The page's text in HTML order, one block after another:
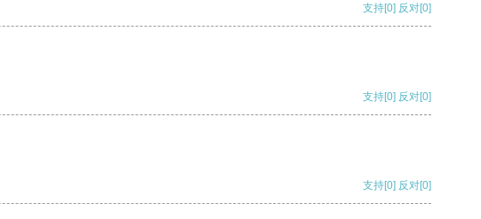
支持[0] 反对[0]
支持[0] 反对[0]
支持[0] 反对[0]